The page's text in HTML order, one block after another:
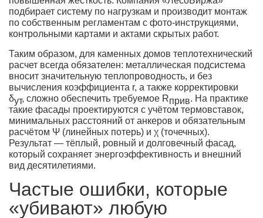
подбирает систему по нагрузкам и производит монтаж
по собственным регламентам с фото-инструкциями,
контрольными картами и актами скрытых работ.
Таким образом, для каменных домов теплотехнический
расчет всегда обязателен: металлическая подсистема
вносит значительную теплопроводность, и без
вычисления коэффициента r, а также корректировки
δут, сложно обеспечить требуемое Rприв. На практике
такие фасады проектируются с учётом термовставок,
минимальных расстояний от анкеров и обязательным
расчётом Ψ (линейных потерь) и χ (точечных).
Результат — тёплый, ровный и долговечный фасад,
который сохраняет энергоэффективность и внешний
вид десятилетиями.
Частые ошибки, которые
«убивают» любую